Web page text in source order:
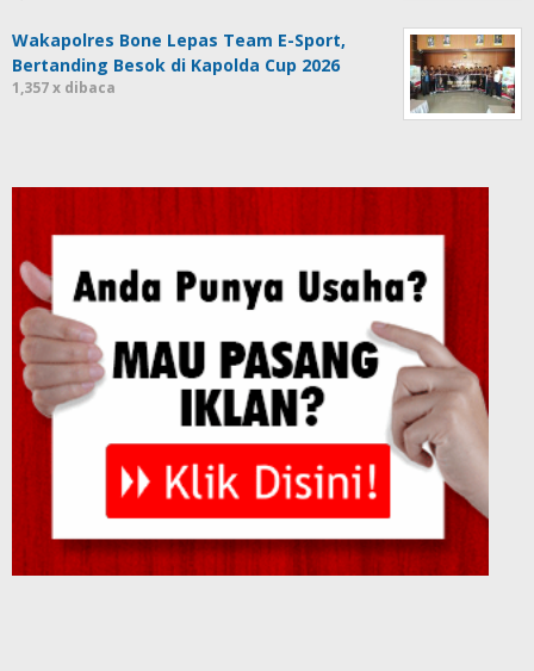
Wakapolres Bone Lepas Team E-Sport,
Bertanding Besok di Kapolda Cup 2026
1,357 x dibaca